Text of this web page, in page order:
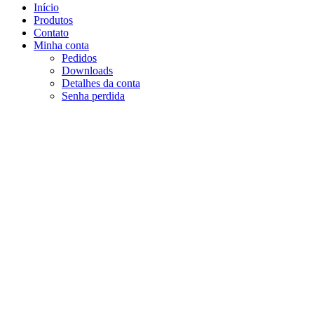
Início
Produtos
Contato
Minha conta
Pedidos
Downloads
Detalhes da conta
Senha perdida